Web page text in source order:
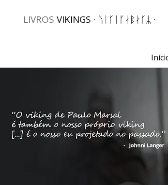
LIVROS VIKINGS · ᚢᛁᚴᛁᚴᛅᛒᛅᚴᛦ ·